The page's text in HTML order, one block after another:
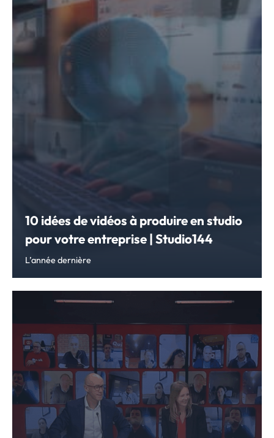
10 idées de vidéos à produire en studio
pour votre entreprise | Studio144
L’année dernière